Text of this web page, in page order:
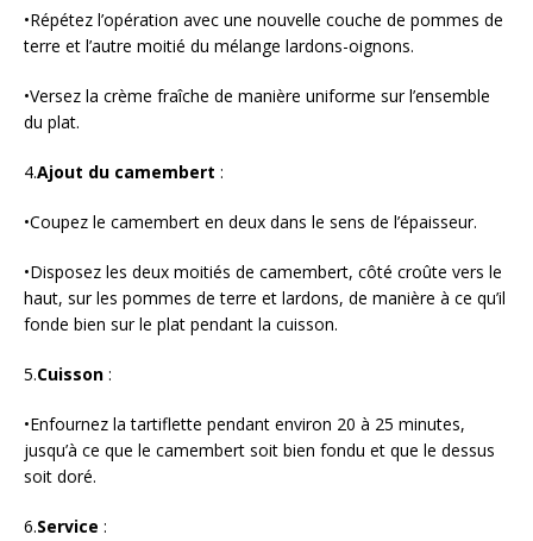
•Répétez l’opération avec une nouvelle couche de pommes de
terre et l’autre moitié du mélange lardons-oignons.
•Versez la crème fraîche de manière uniforme sur l’ensemble
du plat.
4.Ajout du camembert :
•Coupez le camembert en deux dans le sens de l’épaisseur.
•Disposez les deux moitiés de camembert, côté croûte vers le
haut, sur les pommes de terre et lardons, de manière à ce qu’il
fonde bien sur le plat pendant la cuisson.
5.Cuisson :
•Enfournez la tartiflette pendant environ 20 à 25 minutes,
jusqu’à ce que le camembert soit bien fondu et que le dessus
soit doré.
6.Service :